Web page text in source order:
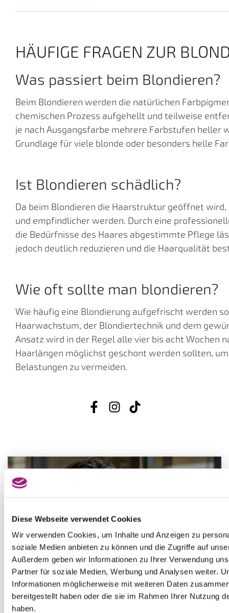
Diese Webseite verwendet Cookies
Wir verwenden Cookies, um Inhalte und Anzeigen zu
soziale Medien anbieten zu können und die Zugriffe auf
Außerdem geben wir Informationen zu Ihrer Verwendung
Partner für soziale Medien, Werbung und Analysen weiter.
Informationen möglicherweise mit weiteren Daten
bereitgestellt haben oder die sie im Rahmen Ihrer Nutzung
haben.
HÄUFIGE FRAGEN ZUR
Was passiert beim Blondieren?
Beim Blondieren werden die natürlichen
chemischen Prozess aufgehellt und teilweise
je nach Ausgangsfarbe mehrere Farbstufen heller
Grundlage für viele blonde oder besonders helle
Ist Blondieren schädlich?
Da beim Blondieren die Haarstruktur geöffnet
und empfindlicher werden. Durch eine
die Bedürfnisse des Haares abgestimmte Pflege
jedoch deutlich reduzieren und die Haarqualität
Wie oft sollte man blondieren?
Wie häufig eine Blondierung aufgefrischt werden
Haarwachstum, der Blondiertechnik und dem
Ansatz wird in der Regel alle vier bis acht Wochen
Haarlängen möglichst geschont werden sollten,
Belastungen zu vermeiden.